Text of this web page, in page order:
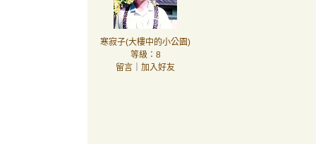
寒寂子(大樓中的小公園)
等級：8
留言
加入好友